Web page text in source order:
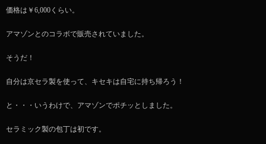
価格は￥6,000くらい。
アマゾンとのコラボで販売されていました。
そうだ！
自分は京セラ製を使って、キセキは自宅に持ち帰ろう！
と・・・いうわけで、アマゾンでポチッとしました。
セラミック製の包丁は初です。